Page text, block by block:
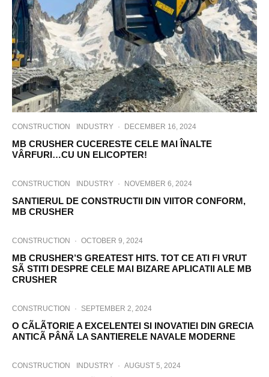
CONSTRUCTION INDUSTRY · DECEMBER 16, 2024
MB CRUSHER CUCERESTE CELE MAI ÎNALTE
VÂRFURI…CU UN ELICOPTER!
CONSTRUCTION INDUSTRY · NOVEMBER 6, 2024
SANTIERUL DE CONSTRUCTII DIN VIITOR CONFORM,
MB CRUSHER
CONSTRUCTION · OCTOBER 9, 2024
MB CRUSHER’S GREATEST HITS. TOT CE ATI FI VRUT
SÃ STITI DESPRE CELE MAI BIZARE APLICATII ALE MB
CRUSHER
CONSTRUCTION · SEPTEMBER 2, 2024
O CÃLÃTORIE A EXCELENTEI SI INOVATIEI DIN GRECIA
ANTICÃ PÂNÃ LA SANTIERELE NAVALE MODERNE
CONSTRUCTION INDUSTRY · AUGUST 5, 2024